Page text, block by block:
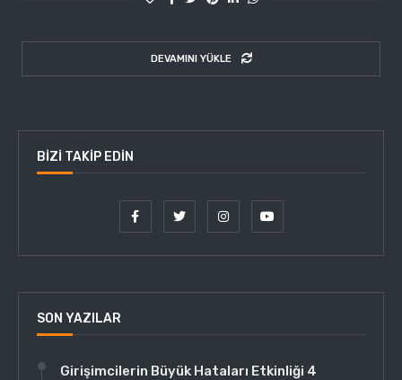
DEVAMINI YÜKLE
BIZI TAKIP EDIN
SON YAZILAR
Girişimcilerin Büyük Hataları Etkinliği 4